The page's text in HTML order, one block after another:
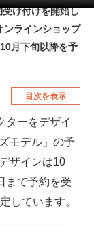
け付けを開始し
ンラインショップ
月下旬以降を予
目次を表示
ーをデザイ
モデル」の予
ザインは10
まで予約を受
しています。